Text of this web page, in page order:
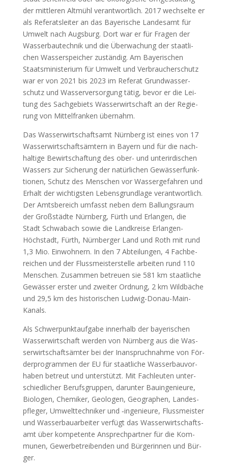
der mitt­le­ren Alt­mühl ver­ant­wort­lich. 2017 wech­sel­te er
als Refe­rats­lei­ter an das Baye­ri­sche Lan­des­amt für
Umwelt nach Augs­burg. Dort war er für Fra­gen der
Was­ser­bau­tech­nik und die Über­wa­chung der staat­li­
chen Was­ser­spei­cher zustän­dig. Am Baye­ri­schen
Staats­mi­nis­te­ri­um für Umwelt und Ver­brau­cher­schutz
war er von 2021 bis 2023 im Refe­rat Grund­was­ser­
schutz und Was­ser­ver­sor­gung tätig, bevor er die Lei­
tung des Sach­ge­biets Was­ser­wirt­schaft an der Regie­
rung von Mit­tel­fran­ken über­nahm.
Das Was­ser­wirt­schafts­amt Nürn­berg ist eines von 17
Was­ser­wirt­schafts­äm­tern in Bay­ern und für die nach­
hal­ti­ge Bewirt­schaf­tung des ober- und unter­ir­di­schen
Was­sers zur Siche­rung der natür­li­chen Gewäs­ser­funk­
tio­nen, Schutz des Men­schen vor Was­ser­ge­fah­ren und
Erhalt der wich­tigs­ten Lebens­grund­la­ge ver­ant­wort­lich.
Der Amts­be­reich umfasst neben dem Bal­lungs­raum
der Groß­städ­te Nürn­berg, Fürth und Erlan­gen, die
Stadt Schwa­bach sowie die Land­krei­se Erlan­gen-
Höchstadt, Fürth, Nürn­ber­ger Land und Roth mit rund
1,3 Mio. Ein­woh­nern. In den 7 Abtei­lun­gen, 4 Fach­be­
rei­chen und der Fluss­meis­ter­stel­le arbei­ten rund 110
Men­schen. Zusam­men betreu­en sie 581 km staat­li­che
Gewäs­ser ers­ter und zwei­ter Ord­nung, 2 km Wild­bä­che
und 29,5 km des his­to­ri­schen Lud­wig-Donau-Main-
Kanals.
Als Schwer­punkt­auf­ga­be inner­halb der baye­ri­schen
Was­ser­wirt­schaft wer­den von Nürn­berg aus die Was­
ser­wirt­schafts­äm­ter bei der Inan­spruch­nah­me von För­
der­pro­gram­men der EU für staat­li­che Was­ser­bau­vor­
ha­ben betreut und unter­stützt. Mit Fach­leu­ten unter­
schied­li­cher Berufs­grup­pen, dar­un­ter Bau­in­ge­nieu­re,
Bio­lo­gen, Che­mi­ker, Geo­lo­gen, Geo­gra­phen, Lan­des­
pfle­ger, Umwelt­tech­ni­ker und ‑inge­nieu­re, Fluss­meis­ter
und Was­ser­bau­ar­bei­ter ver­fügt das Was­ser­wirt­schafts­
amt über kom­pe­ten­te Ansprech­part­ner für die Kom­
mu­nen, Gewer­be­trei­ben­den und Bür­ge­rin­nen und Bür­
ger.